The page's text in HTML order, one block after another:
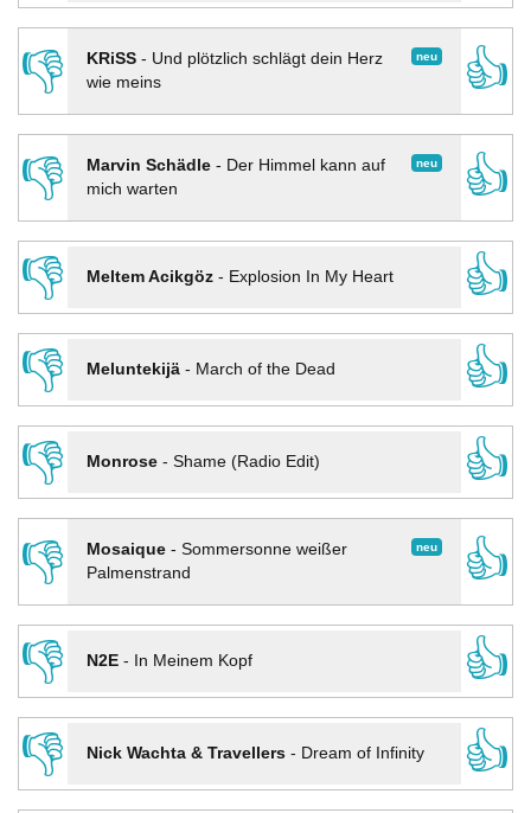
👎
neu
KRiSS- Und plötzlich schlägt dein Herz
wie meins
👍
👎 neu
Marvin Schädle- Der Himmel kann auf
mich warten
👍
👎
Meltem Acikgöz- Explosion In My Heart
👍
👎
Meluntekijä- March of the Dead
👍
👎
Monrose- Shame (Radio Edit)
👍
👎
neu
Mosaique- Sommersonne weißer
Palmenstrand
👍
👎
N2E- In Meinem Kopf
👍
👎
Nick Wachta & Travellers- Dream of Infinity
👍